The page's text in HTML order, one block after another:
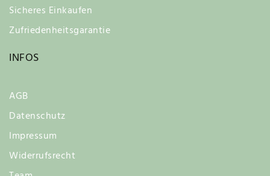
Sicheres Einkaufen
Zufriedenheitsgarantie
INFOS
AGB
Datenschutz
Impressum
Widerrufsrecht